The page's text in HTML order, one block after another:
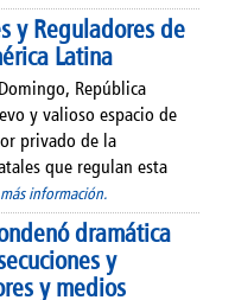
y Reguladores de
Latina
República
y valioso espacio de
privado de la
que regulan esta
información.
dramática
y
y medios